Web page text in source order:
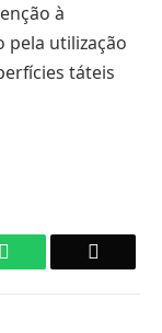
à
utilização
táteis
WhatsApp